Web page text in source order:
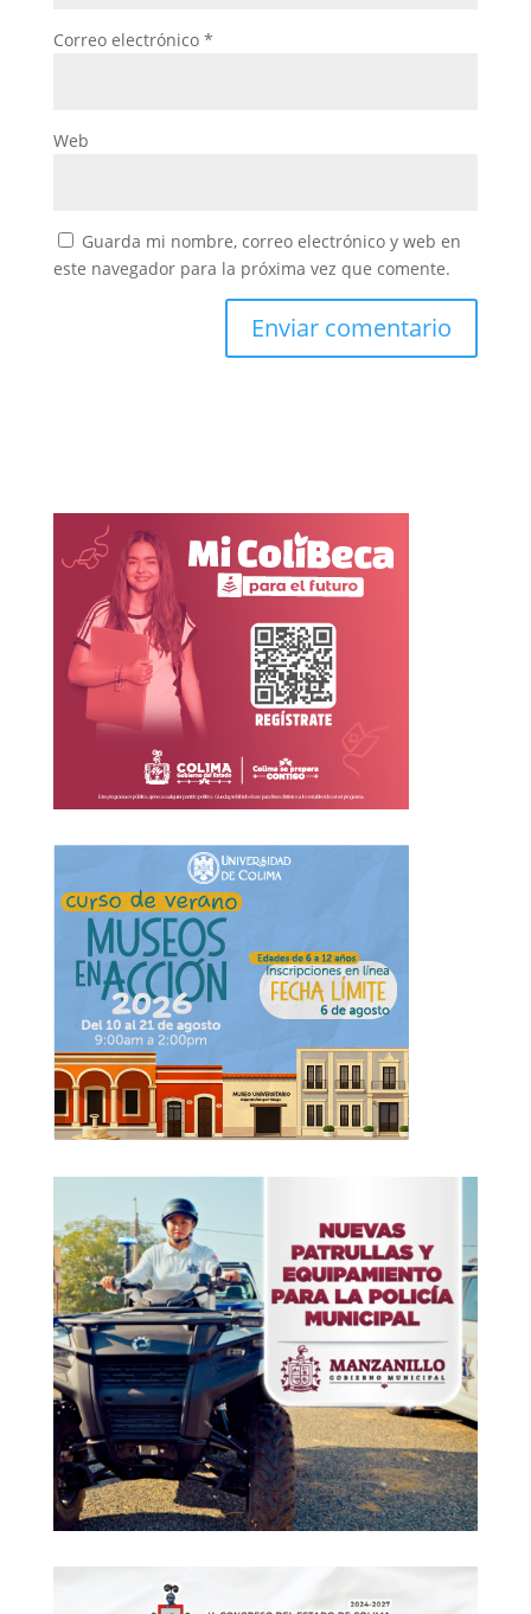
Correo electrónico *
Web
Guarda mi nombre, correo electrónico y web en
este navegador para la próxima vez que comente.